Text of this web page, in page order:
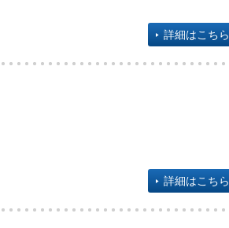
詳細はこちら
詳細はこちら